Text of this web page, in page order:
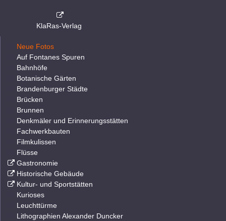
KlaRas-Verlag
Neue Fotos
Auf Fontanes Spuren
Bahnhöfe
Botanische Gärten
Brandenburger Städte
Brücken
Brunnen
Denkmäler und Erinnerungsstätten
Fachwerkbauten
Filmkulissen
Flüsse
Gastronomie
Historische Gebäude
Kultur- und Sportstätten
Kurioses
Leuchttürme
Lithographien Alexander Duncker